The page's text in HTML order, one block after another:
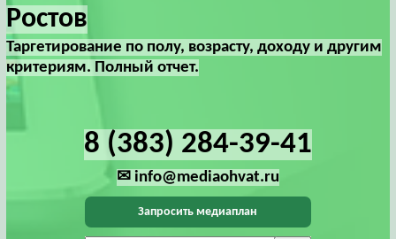
Ростов
Таргетирование по полу, возрасту, доходу и другим
критериям. Полный отчет.
8 (383) 284-39-41
✉ info@mediaohvat.ru
Запросить медиаплан